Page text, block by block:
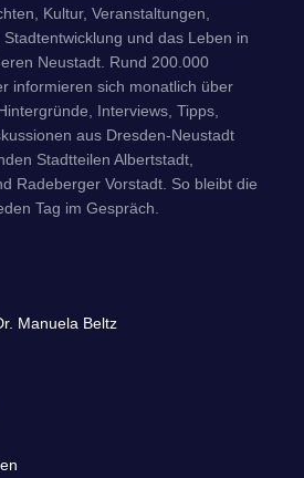
Kultur, Veranstaltungen,
und das Leben in
Neustadt. Rund 200.000
informieren sich monatlich über
Interviews, Tipps,
aus Dresden-Neustadt
Stadtteilen Albertstadt,
Radeberger Vorstadt. So bleibt die
Tag im Gespräch.